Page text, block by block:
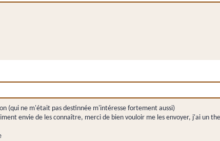
(qui ne m'était pas destinnée m'intéresse fortement aussi)
envie de les connaître, merci de bien vouloir me les envoyer, j'ai un